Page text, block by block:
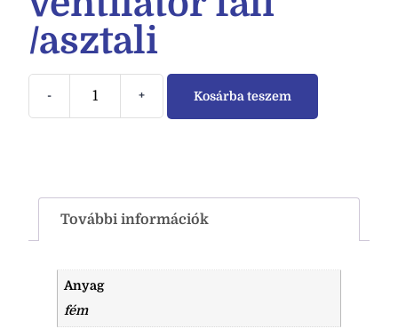
/asztali
- + Kosárba teszem
További információk
Anyag
fém